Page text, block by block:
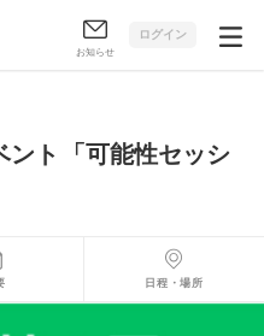
お知らせ
ログイン
ト 「可能性セッシ
日程・場所